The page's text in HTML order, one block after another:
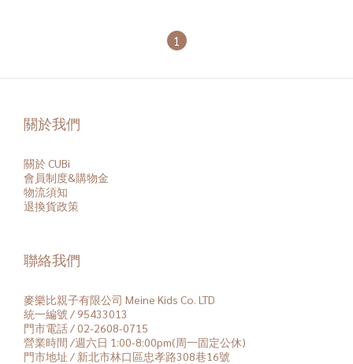
1
關於我們
關於 CUBi
會員制度&購物金
物流須知
退換貨政策
聯絡我們
麥樂比親子有限公司 Meine Kids Co. LTD
統一編號 / 95433013
門市電話 / 02-2608-0715
營業時間 /週六日 1:00-8:00pm(周一固定公休)
門市地址 / 新北市林口區忠孝路308巷16號